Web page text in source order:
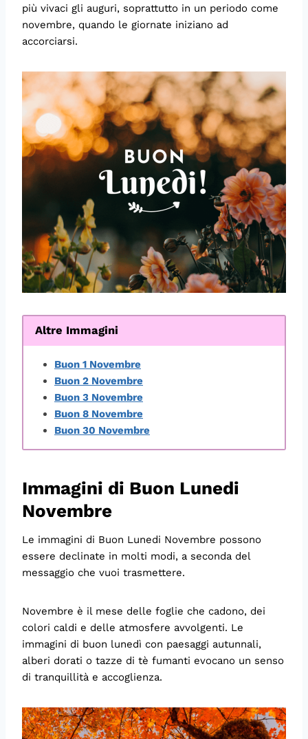
più vivaci gli auguri, soprattutto in un periodo come
novembre, quando le giornate iniziano ad
accorciarsi.
Altre Immagini
Buon 1 Novembre
Buon 2 Novembre
Buon 3 Novembre
Buon 8 Novembre
Buon 30 Novembre
Immagini di Buon Lunedi
Novembre
Le immagini di Buon Lunedi Novembre possono
essere declinate in molti modi, a seconda del
messaggio che vuoi trasmettere.
Novembre è il mese delle foglie che cadono, dei
colori caldi e delle atmosfere avvolgenti. Le
immagini di buon lunedì con paesaggi autunnali,
alberi dorati o tazze di tè fumanti evocano un senso
di tranquillità e accoglienza.